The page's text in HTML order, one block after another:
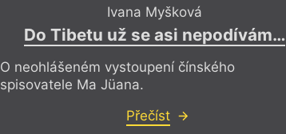
Ivana Myšková
Do Tibetu už se asi nepodívám…
O neohlášeném vystoupení čínského
spisovatele Ma Jüana.
Přečíst